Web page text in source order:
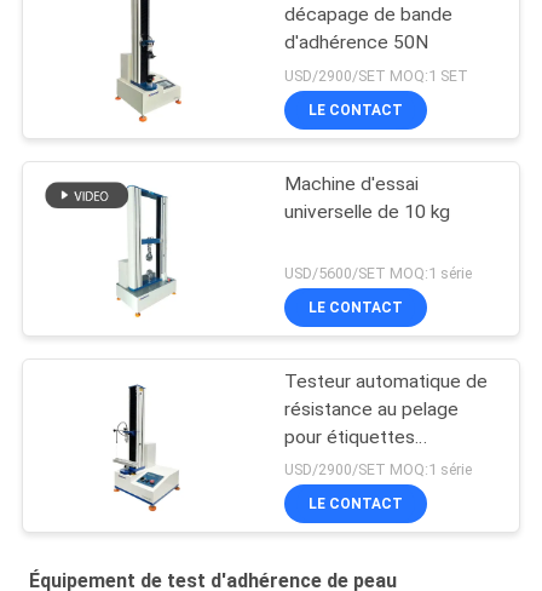
décapage de bande
d'adhérence 50N
USD/2900/SET MOQ:1 SET
LE CONTACT
Machine d'essai
universelle de 10 kg
USD/5600/SET MOQ:1 série
LE CONTACT
Testeur automatique de
résistance au pelage
pour étiquettes
adhésives avec affichage
numérique et logiciel PC
USD/2900/SET MOQ:1 série
LE CONTACT
Équipement de test d'adhérence de peau